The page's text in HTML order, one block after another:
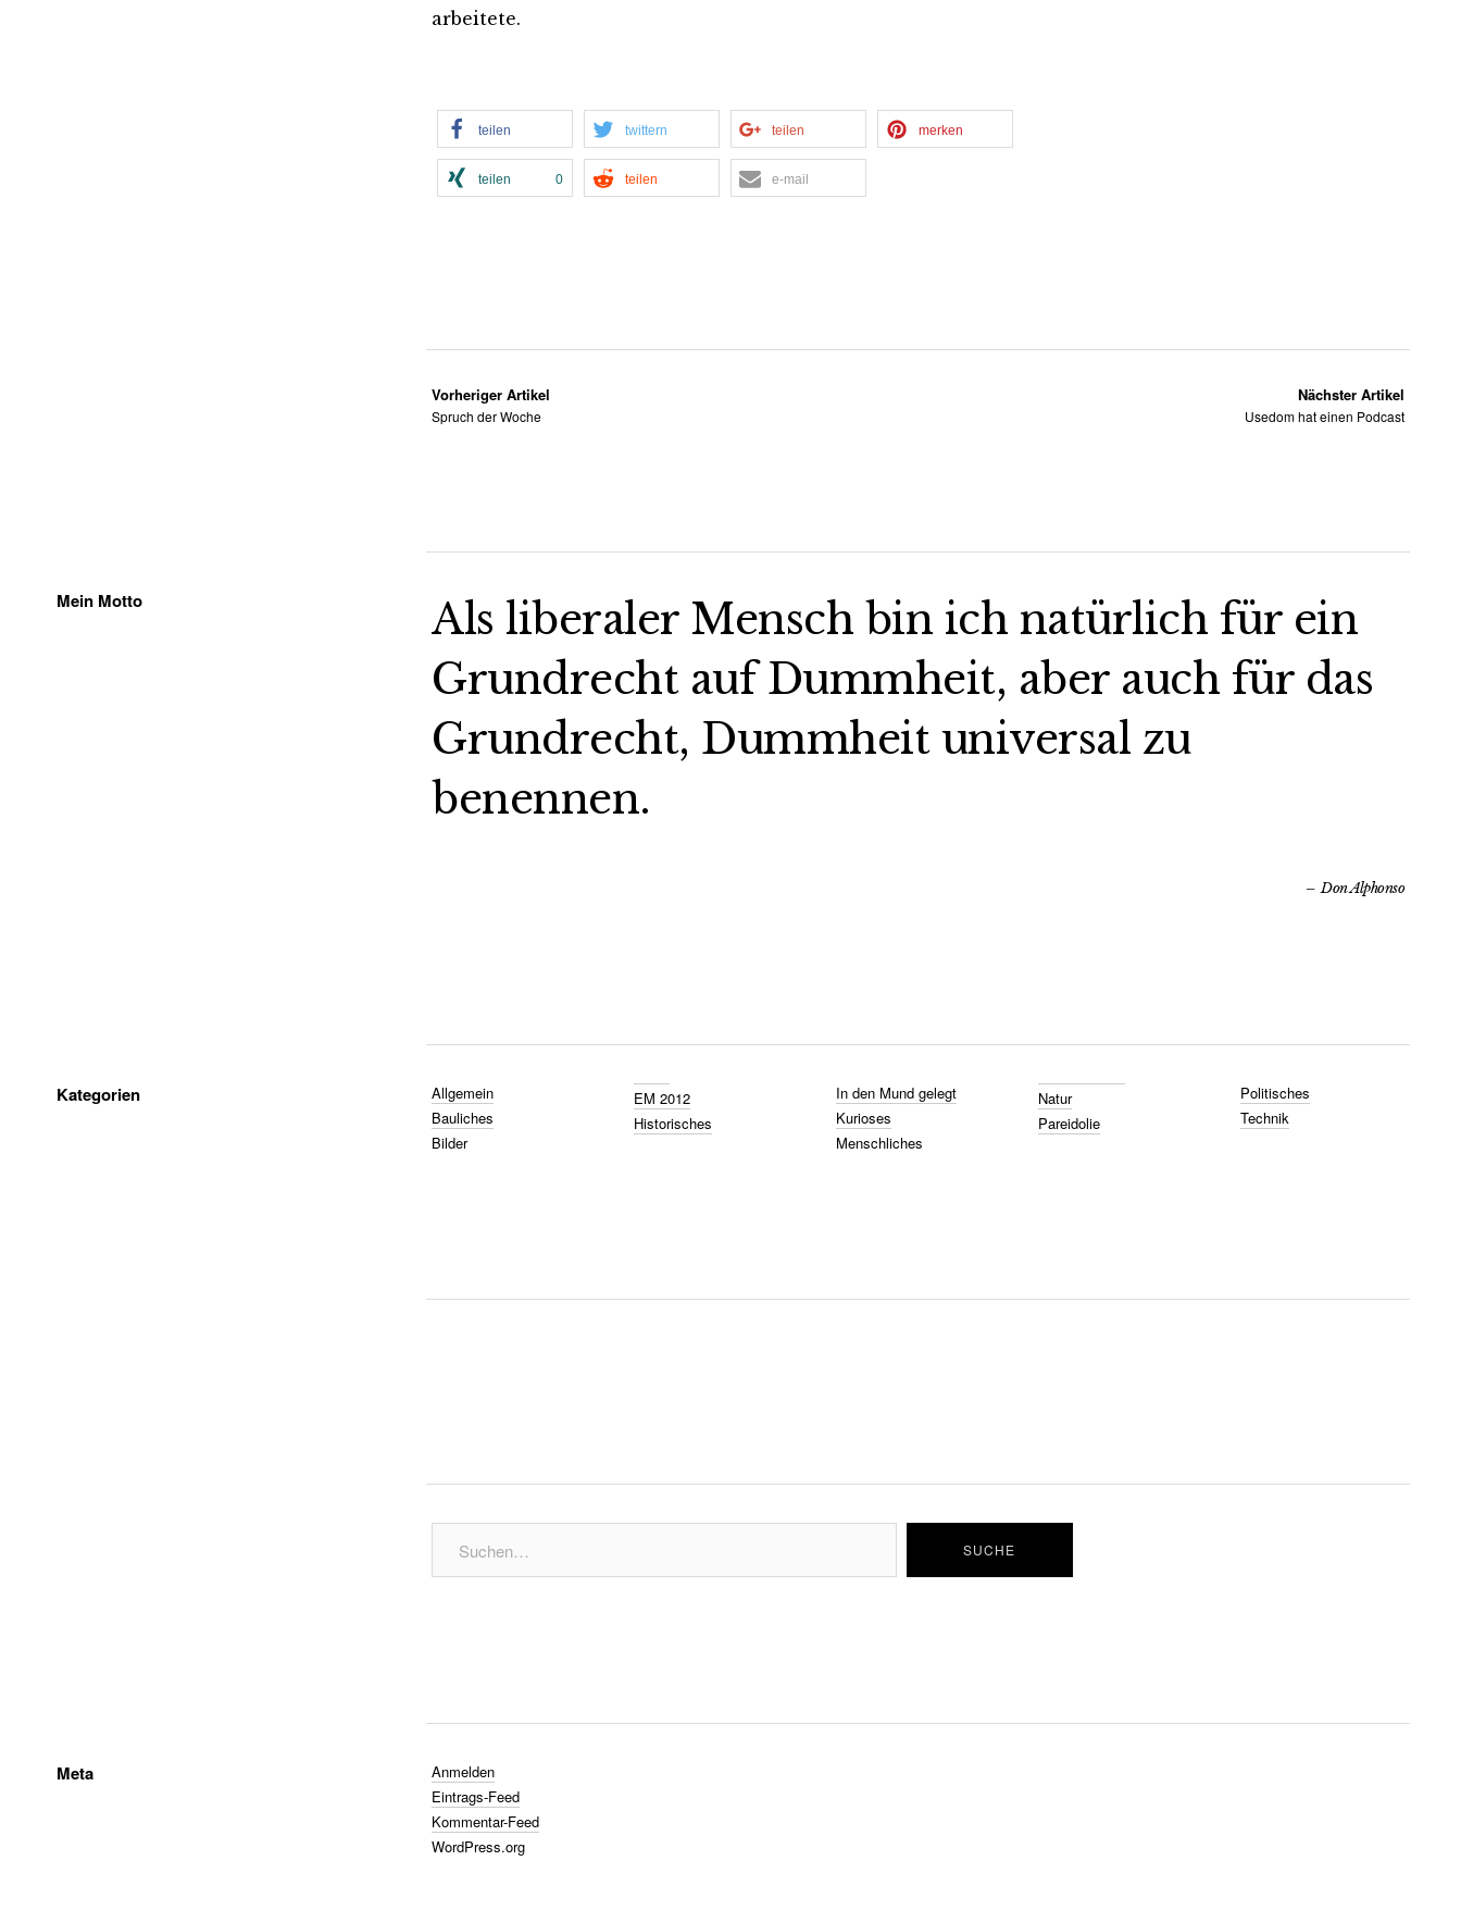
arbeitete.
teilen twittern teilen merken
teilen 0 teilen e-mail
Vorheriger Artikel
Spruch der Woche
Nächster Artikel
Usedom hat einen Podcast
Mein Motto
Als liberaler Mensch bin ich natürlich für ein
Grundrecht auf Dummheit, aber auch für das
Grundrecht, Dummheit universal zu
benennen.
Don Alphonso
Kategorien
Allgemein
Bauliches
Bilder
EM 2012
Historisches
In den Mund gelegt
Kurioses
Menschliches
Natur
Pareidolie
Politisches
Technik
Meta
Anmelden
Eintrags-Feed
Kommentar-Feed
WordPress.org